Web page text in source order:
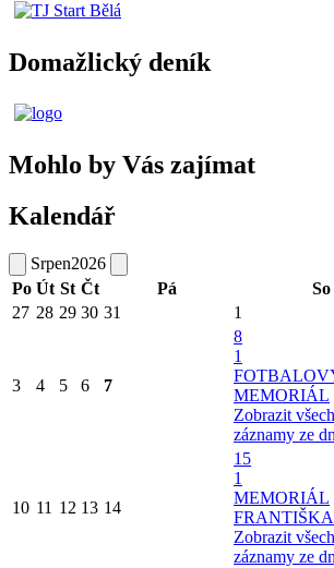
Domažlický deník
Mohlo by Vás zajímat
Kalendář
Srpen2026
Po Út St Čt Pá
So
27 28 29 30 31 1
3 4 5 6 7
8
1
MEMORIÁL
Zobrazit
záznamy ze
10 11 12 13 14
15
1
MEMORIÁL
Zobrazit
záznamy ze